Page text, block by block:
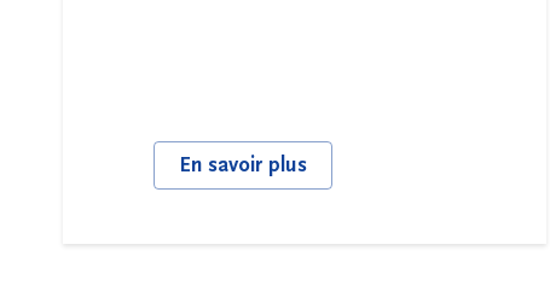
En savoir plus